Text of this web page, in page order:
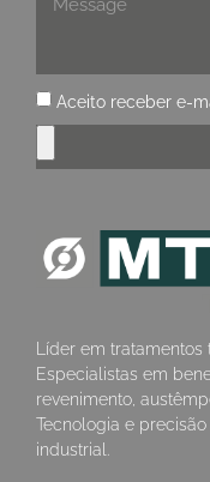
Líder em
Especialistas em
revenimento,
Tecnologia e
industrial.
Aceito receber e-